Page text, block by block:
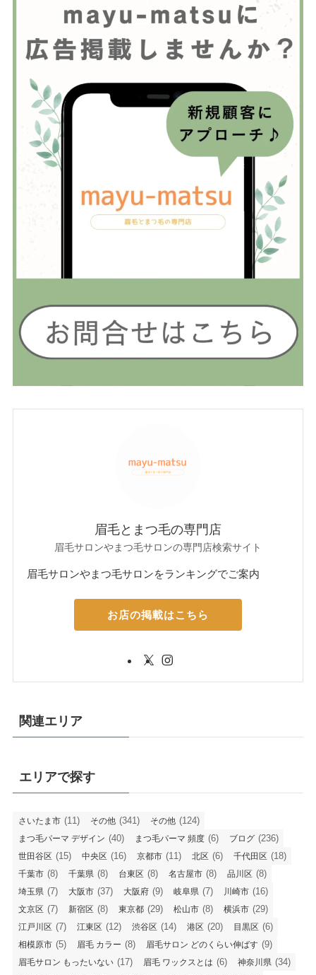
眉毛とまつ毛の専門店
眉毛サロンやまつ毛サロンの専門店検索サイト
眉毛サロンやまつ毛サロンをランキングでご案内
お店の掲載はこちら
関連エリア
エリアで探す
さいたま市 (11) その他 (341) その他 (124)
まつ毛パーマ デザイン (40) まつ毛パーマ 頻度 (6) ブログ (236)
世田谷区 (15) 中央区 (16) 京都市 (11) 北区 (6) 千代田区 (18)
千葉市 (8) 千葉県 (8) 台東区 (8) 名古屋市 (8) 品川区 (8)
埼玉県 (7) 大阪市 (37) 大阪府 (9) 岐阜県 (7) 川崎市 (16)
文京区 (7) 新宿区 (8) 東京都 (29) 松山市 (8) 横浜市 (29)
江戸川区 (7) 江東区 (12) 渋谷区 (14) 港区 (20) 目黒区 (6)
相模原市 (5) 眉毛 カラー (8) 眉毛サロン どのくらい伸ばす (9)
眉毛サロン もったいない (17) 眉毛 ワックスとは (6) 神奈川県 (34)